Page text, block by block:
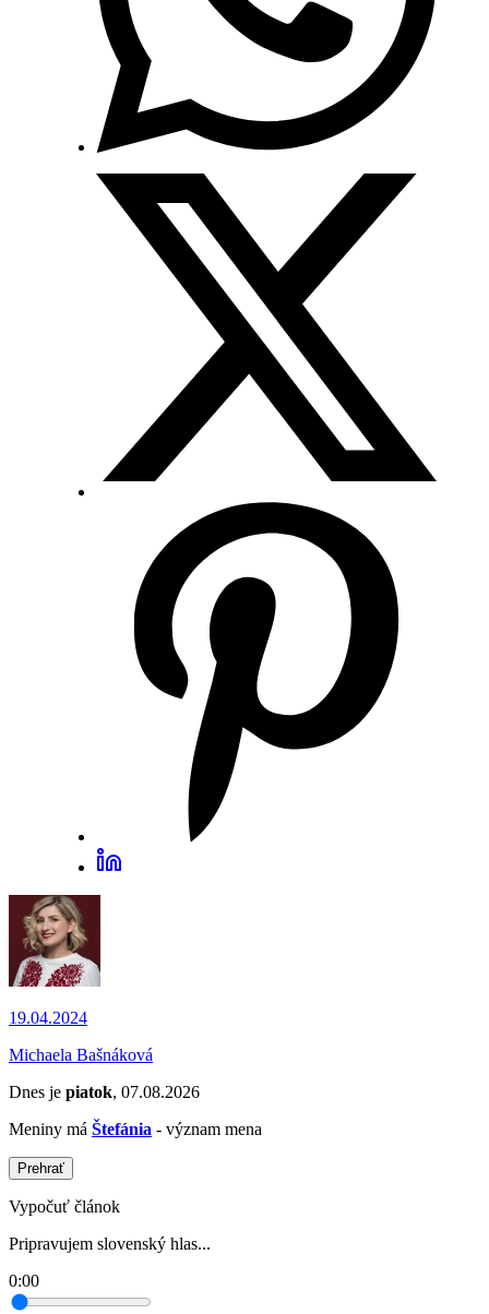
19.04.2024
Michaela Bašnáková
Dnes je piatok, 07.08.2026
Meniny má Štefánia - význam mena
Prehrať
Vypočuť článok
Pripravujem slovenský hlas...
0:00